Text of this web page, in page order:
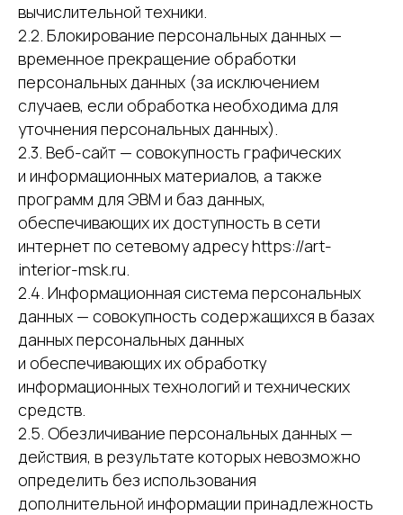
вычислительной техники.
2.2. Блокирование персональных данных —
временное прекращение обработки
персональных данных (за исключением
случаев, если обработка необходима для
уточнения персональных данных).
2.3. Веб-сайт — совокупность графических
и информационных материалов, а также
программ для ЭВМ и баз данных,
обеспечивающих их доступность в сети
интернет по сетевому адресу https://art-
interior-msk.ru.
2.4. Информационная система персональных
данных — совокупность содержащихся в базах
данных персональных данных
и обеспечивающих их обработку
информационных технологий и технических
средств.
2.5. Обезличивание персональных данных —
действия, в результате которых невозможно
определить без использования
дополнительной информации принадлежность